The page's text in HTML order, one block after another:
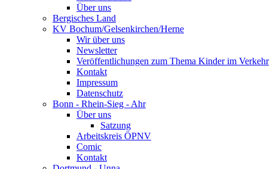
Über uns
Bergisches Land
KV Bochum/Gelsenkirchen/Herne
Wir über uns
Newsletter
Veröffentlichungen zum Thema Kinder im Verkehr
Kontakt
Impressum
Datenschutz
Bonn - Rhein-Sieg - Ahr
Über uns
Satzung
Arbeitskreis ÖPNV
Comic
Kontakt